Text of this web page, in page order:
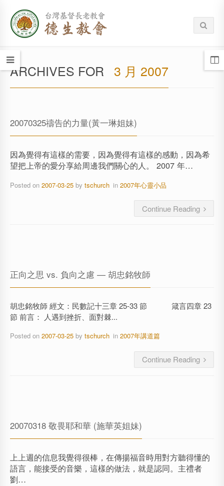
ARCHIVES FOR 3 月 2007
20070325禱告的力量(黃一琳姐妹)
因為覺得有這樣的需要，因為覺得有這樣的感動，因為希
望把上帝的愛分享給周邊我們關心的人。 2007 年…
Posted on 2007-03-25 by tschurch in2007年心靈小品
Continue Reading
正向之思 vs. 負向之慮 — 胡忠銘牧師
胡忠銘牧師 經文：民數記十三章 25-33 節 箴言四章 23
節 前言： 人遇到挫折、面對棘...
Posted on 2007-03-25 by tschurch in2007年講道篇
Continue Reading
20070318 敬畏耶和華 (施華英姐妹)
上上週的信息我覺得很棒，在傳揚福音時用對方聽得懂的
語言，能接受的音樂，這樣的做法，就是認同。主禮者
劉…